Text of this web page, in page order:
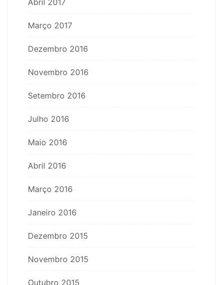
Abril 2017
Março 2017
Dezembro 2016
Novembro 2016
Setembro 2016
Julho 2016
Maio 2016
Abril 2016
Março 2016
Janeiro 2016
Dezembro 2015
Novembro 2015
Outubro 2015